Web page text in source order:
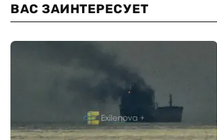
ВАС ЗАИНТЕРЕСУЕТ